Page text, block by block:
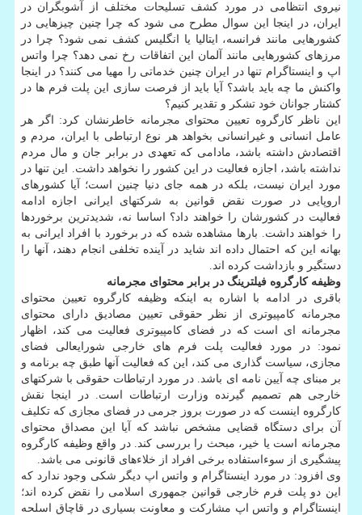
نیروی انتظامی در مورد کشف تسلیحات مختلف از آشوبگران در
ایران، در اینجا این سوال مطرح می شود که چرا چنین چیزهایی در
کشورهایی مانند فرانسه، ایتالیا یا انگلیس کشف نمی شود؟ چرا در
مرزهای کشورهایی مانند آلمان این اتفاقات رخ نمی دهد؟ چرا واتس
اپ و اینستاگرام تنها در ایران چنین خدماتی را مهیا می کنند؟ در اینجا
واکنش ما چه باید باشد؟ آیا باید از فرصت سازی این پلت فرم ها در
کشتار جوانان خود تشکر و تقدیر کنیم؟
این ناظر کارگروه تعیین محتوای مجرمانه خاطرنشان کرد: اگر هر
عامل انسانی و غیرانسانی بخواهد هر نوع ارتباطی با ایران، مردم و
اقتصادش داشته باشد، مادامی که تعهدی در برابر جان و مال مردم
نداشته باشد، اجازه فعالیت در این کشور را نخواهد داشت. این تنها در
مورد ایران نیست، بلکه در همه جای دنیا چنین است؛ آیا کشورهای
اروپایی در صورت نقض قوانین به شرکتهای ایرانی اجازه ادامه
فعالیت در کشورشان را خواهند داد؟ اساسا نه، شدیدترین برخوردها
را خواهند داشت. بارها مشاهده شده که در برخورد با افراد ایرانی به
بهانه این که احتمال داده اند شاید در آینده تخلفی انجام دهند، آنها را
دستگیر و بازداشت کرده اند.
وظیفه کارگروه فیلترینگ در برابر محتوای مجرمانه
باقری در ادامه با اشاره به اینکه وظیفه کارگروه تعیین محتوای
مجرمانه کامپیوتری از نظر حقوقی تعیین مصادیق دارای محتوای
مجرمانه ای است که در فضای کامپیوتری فعالیت می کند، اظهار
نمود: در مورد فعالیت پلت فرم های خارجی شورایعالی فضای
مجازی، سیاست گذاری می کند، این که فعالیت آنها طبق چه برنامه و
بر مبنای چه آیین نامه ای باشد. در مورد ارتباطات حقوقی با شرکتهای
خارجی هم تصمیم گیرنده وزارت ارتباطات است. در اینجا نقش
کارگروه اینست که در صورت بروز جرمی در فضای مجازی که تکلیف
آن برای دستگاه قضایی مشخص نباشد که آیا این مصداق محتوای
مجرمانه است یا خیر، مبحث را بررسی کند. در واقع وظیفه کارگروه
پیشگیری از سوءاستفاده برخی افراد از خلاءهای قانونی می باشد.
وی افزود: در مورد اینستاگرام و واتس اپ دیگر شکی وجود ندارد که
این دو پلت فرم خارجی قوانین جمهوری اسلامی را نقض کرده اند؛
اینستاگرام و واتس اپ مشارکت و معاونت بسیاری در قاچاق اسلحه